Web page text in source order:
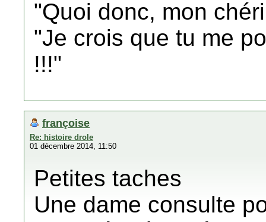
"Quoi donc, mon
"Je crois que tu me
!!!"
françoise
Re: histoire drole
01 décembre 2014, 11:50
Petites taches
Une dame consulte